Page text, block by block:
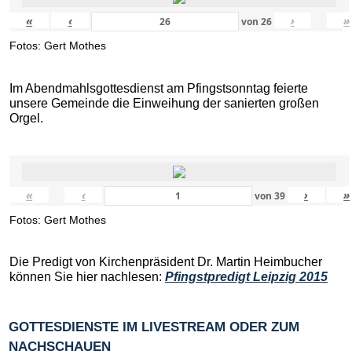
« ‹ von 26 › »
Fotos: Gert Mothes
Im Abendmahlsgottesdienst am Pfingstsonntag feierte
unsere Gemeinde die Einweihung der sanierten großen
Orgel.
« ‹ von 39 › »
Fotos: Gert Mothes
Die Predigt von Kirchenpräsident Dr. Martin Heimbucher
können Sie hier nachlesen: Pfingstpredigt Leipzig 2015
GOTTESDIENSTE IM LIVESTREAM ODER ZUM
NACHSCHAUEN